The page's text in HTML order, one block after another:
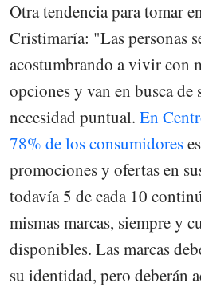
Otra tendencia para tomar
Cristimaría: "Las personas
acostumbrando a vivir con
opciones y van en busca de
necesidad puntual. En
78% de los consumidores
promociones y ofertas en
todavía 5 de cada 10
mismas marcas, siempre y
disponibles. Las marcas
su identidad, pero deberán